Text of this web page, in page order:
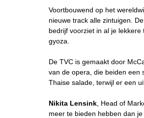
Voortbouwend op het
nieuwe track alle zintuigen.
bedrijf voorziet in al je
gyoza.
De TVC is gemaakt door
van de opera, die beiden een
Thaise salade, terwijl er een
Nikita Lensink , Head of
meer te bieden hebben dan